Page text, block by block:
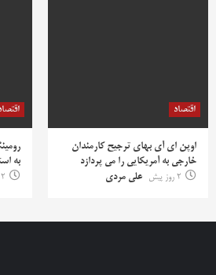
اقتصاد
اوپن ای آی بهای ترجیح کارمندان
خارجی به آمریکایی را می پردازد
2 روز پیش
علی مردی
به
2 روز پیش